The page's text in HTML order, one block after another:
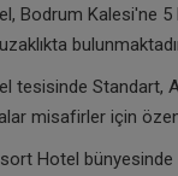
Bodrum Kalesi'ne
tesisinde Standart,
misafirler için
Hotel